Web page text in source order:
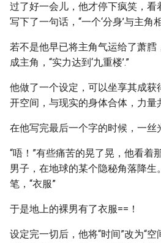
过了好一会儿，他才停下疯笑，
写下了一句话，“一个‘分身’与主角
若不是他早已将主角气运给了萧
成主角，“实力达到‘九重楼’.”
他做了一个设定，可以坐享其成获
开空间，与现实的身体合体，力量
在他写完最后一个字的时候，一丝
“唔！”有些痛苦的晃了晃，他看着
男子，在地球的某个隐秘角落降
笔，“衣服”
于是地上的裸男有了衣服==！
设定完一切后，他将“时间”改为“